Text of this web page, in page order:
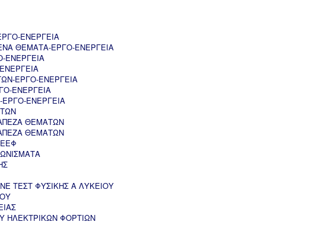
ΕΝΕΡΓΕΙΑ
ΘΕΜΑΤΑ-ΕΡΓΟ-ΕΝΕΡΓΕΙΑ
ΕΝΕΡΓΕΙΑ
ΕΡΓΟ-ΕΝΕΡΓΕΙΑ
ΕΝΕΡΓΕΙΑ
ΕΝΕΡΓΕΙΑ
ΘΕΜΑΤΩΝ
ΘΕΜΑΤΩΝ
ΤΕΣΤ ΦΥΣΙΚΗΣ Α ΛΥΚΕΙΟΥ
ΗΛΕΚΤΡΙΚΩΝ ΦΟΡΤΙΩΝ